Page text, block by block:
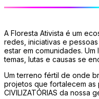
A Floresta Ativista é um
redes, iniciativas e
estar em comunidades.
temas, lutas e causas se
Um terreno fértil de onde
projetos que fortalecem as
CIVILIZATÓRIAS da nossa